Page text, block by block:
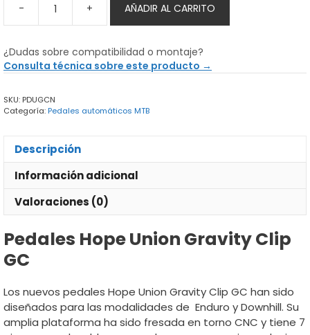
-
Pedales
Hope
Gravity
cantidad
+ AÑADIR AL CARRITO
¿Dudas sobre compatibilidad o montaje?
Consulta técnica sobre este producto →
SKU: PDUGCN
Categoría:Pedales automáticos MTB
Descripción
Información adicional
Valoraciones (0)
Pedales Hope Union Gravity Clip
GC
Los nuevos pedales Hope Union Gravity Clip GC han sido
diseñados para las modalidades de Enduro y Downhill. Su
amplia plataforma ha sido fresada en torno CNC y tiene 7